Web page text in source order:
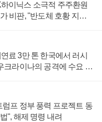
이닉스 소극적 주주환원
비판, "반도체 호황 지속
료 3만 톤 한국에서 러시
크라이나의 공격에 수요 늘
럼프 정부 풍력 프로젝트 동
", 해제 명령 내려